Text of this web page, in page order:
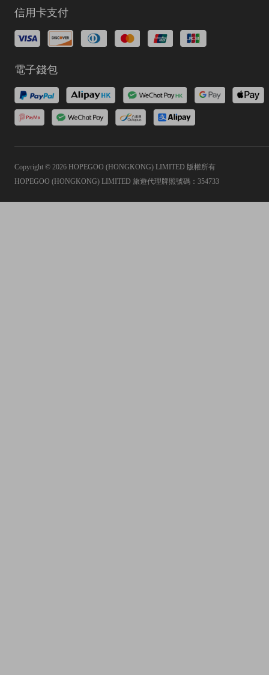
信用卡支付
電子錢包
Copyright © 2026 HOPEGOO (HONGKONG) LIMITED 版權所有
HOPEGOO (HONGKONG) LIMITED 旅遊代理牌照號碼：354733